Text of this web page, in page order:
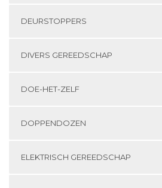
DEURSTOPPERS
DIVERS GEREEDSCHAP
DOE-HET-ZELF
DOPPENDOZEN
ELEKTRISCH GEREEDSCHAP